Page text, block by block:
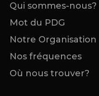
Qui sommes-nous?
Mot du PDG
Notre Organisation
Nos fréquences
Où nous trouver?